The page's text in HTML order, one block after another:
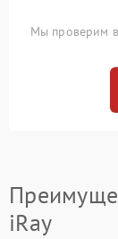
Мы проверим
iRay